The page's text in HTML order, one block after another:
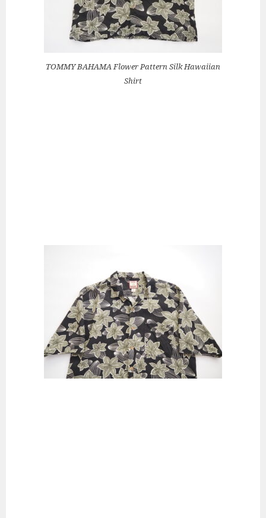
TOMMY BAHAMA Flower Pattern Silk Hawaiian
Shirt